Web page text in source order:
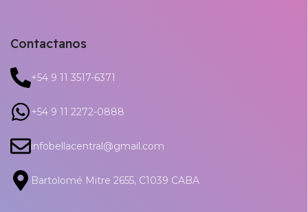
Contactanos
+54 9 11 3517-6371
+54 9 11 2272-0888
infobellacentral@gmail.com
Bartolomé Mitre 2655, C1039 CABA